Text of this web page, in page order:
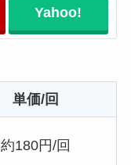
Yahoo!
単価/回
約180円/回